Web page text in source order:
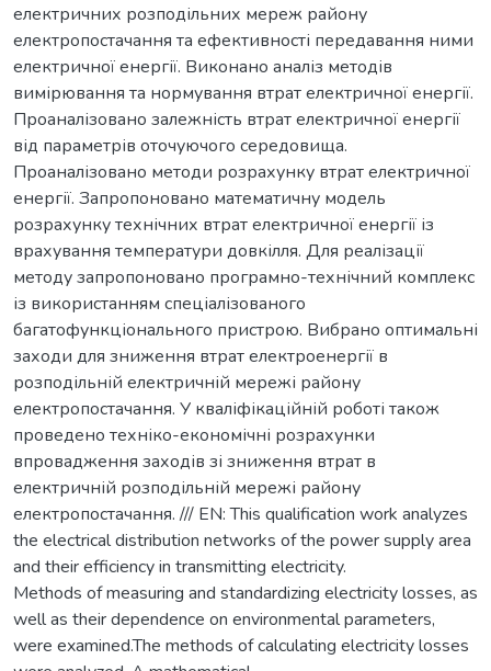
електричних розподільних мереж району
електропостачання та ефективності передавання ними
електричної енергії. Виконано аналіз методів
вимірювання та нормування втрат електричної енергії.
Проаналізовано залежність втрат електричної енергії
від параметрів оточуючого середовища.
Проаналізовано методи розрахунку втрат електричної
енергії. Запропоновано математичну модель
розрахунку технічних втрат електричної енергії із
врахування температури довкілля. Для реалізації
методу запропоновано програмно-технічний комплекс
із використанням спеціалізованого
багатофункціонального пристрою. Вибрано оптимальні
заходи для зниження втрат електроенергії в
розподільній електричній мережі району
електропостачання. У кваліфікаційній роботі також
проведено техніко-економічні розрахунки
впровадження заходів зі зниження втрат в
електричній розподільній мережі району
електропостачання. /// EN: This qualification work analyzes
the electrical distribution networks of the power supply area
and their efficiency in transmitting electricity.
Methods of measuring and standardizing electricity losses, as
well as their dependence on environmental parameters,
were examined.The methods of calculating electricity losses